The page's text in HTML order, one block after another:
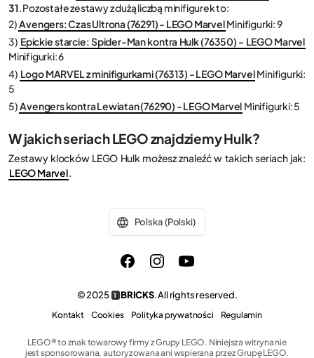
31. Pozostałe zestawy z dużą liczbą minifigurek to:
2)Avengers: Czas Ultrona (76291) - LEGO MarvelMinifigurki: 9
3) Epickie starcie: Spider-Man kontra Hulk (76350) - LEGO Marvel
Minifigurki: 6
4) Logo MARVEL z minifigurkami (76313) - LEGO Marvel Minifigurki:
5
5)Avengers kontra Lewiatan (76290) - LEGO Marvel Minifigurki: 5
W jakich seriach LEGO znajdziemy Hulk?
Zestawy klocków LEGO Hulk możesz znaleźć w takich seriach jak:
LEGO Marvel.
Polska (Polski)
© 2025 1 BRICKS. All rights reserved.
Kontakt Cookies Polityka prywatności Regulamin
LEGO® to znak towarowy firmy z Grupy LEGO. Niniejsza witryna nie
jest sponsorowana, autoryzowana ani wspierana przez Grupę LEGO.